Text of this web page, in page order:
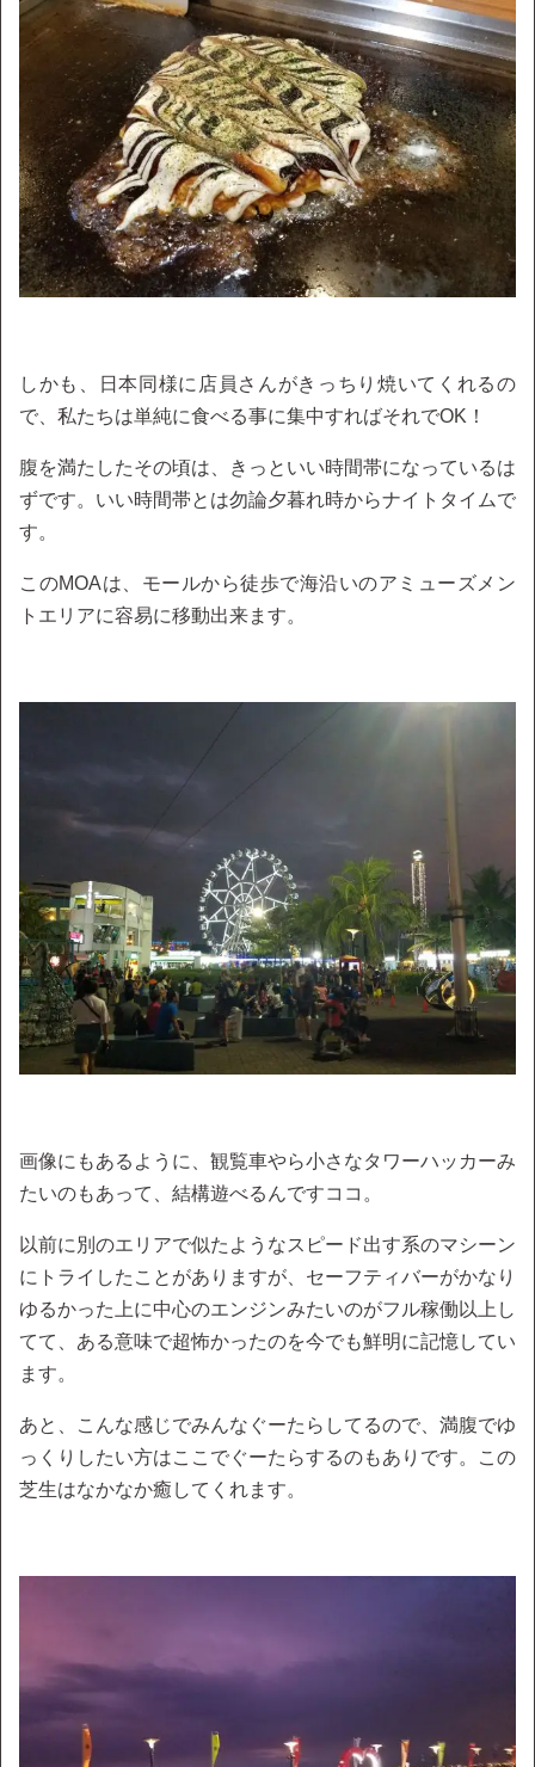
しかも、日本同様に店員さんがきっちり焼いてくれるの
で、私たちは単純に食べる事に集中すればそれでOK！
腹を満たしたその頃は、きっといい時間帯になっているは
ずです。いい時間帯とは勿論夕暮れ時からナイトタイムで
す。
このMOAは、モールから徒歩で海沿いのアミューズメン
トエリアに容易に移動出来ます。
画像にもあるように、観覧車やら小さなタワーハッカーみ
たいのもあって、結構遊べるんですココ。
以前に別のエリアで似たようなスピード出す系のマシーン
にトライしたことがありますが、セーフティバーがかなり
ゆるかった上に中心のエンジンみたいのがフル稼働以上し
てて、ある意味で超怖かったのを今でも鮮明に記憶してい
ます。
あと、こんな感じでみんなぐーたらしてるので、満腹でゆ
っくりしたい方はここでぐーたらするのもありです。この
芝生はなかなか癒してくれます。